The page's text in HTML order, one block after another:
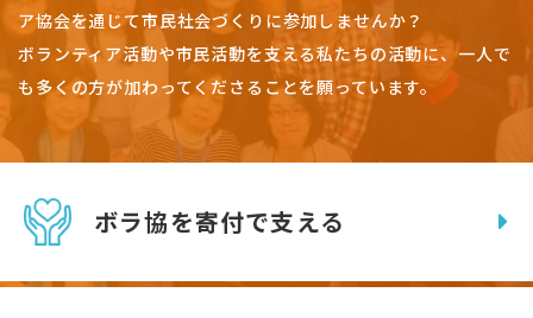
ア協会を通じて市民社会づくりに参加しませんか？
ボランティア活動や市民活動を支える私たちの活動に、一人で
も多くの方が加わってくださることを願っています。
ボラ協を寄付で支える